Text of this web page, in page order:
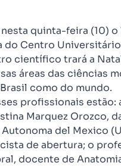
quinta-feira (10)
do Centro
científico trará a
áreas das ciências
como do mundo.
profissionais estão:
Marquez Orozco,
del Mexico
de abertura; o
docente de